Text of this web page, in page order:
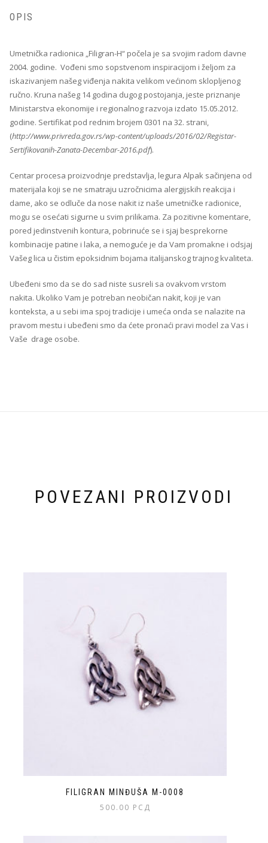
OPIS
Umetnička radionica „Filigran-H“ počela je sa svojim radom davne
2004. godine. Vođeni smo sopstvenom inspiracijom i željom za
iskazivanjem našeg viđenja nakita velikom većinom sklopljenog
ručno. Kruna našeg 14 godina dugog postojanja, jeste priznanje
Ministarstva ekonomije i regionalnog razvoja izdato 15.05.2012.
godine. Sertifikat pod rednim brojem 0301 na 32. strani,
(http://www.privreda.gov.rs/wp-content/uploads/2016/02/Registar-
Sertifikovanih-Zanata-Decembar-2016.pdf).
Centar procesa proizvodnje predstavlja, legura Alpak sačinjena od
materijala koji se ne smatraju uzročnicima alergijskih reakcija i
dame, ako se odluče da nose nakit iz naše umetničke radionice,
mogu se osećati sigurne u svim prilikama. Za pozitivne komentare,
pored jedinstvenih kontura, pobrinuće se i sjaj besprekorne
kombinacije patine i laka, a nemoguće je da Vam promakne i odsjaj
Vašeg lica u čistim epoksidnim bojama italijanskog trajnog kvaliteta.
Ubeđeni smo da se do sad niste susreli sa ovakvom vrstom
nakita. Ukoliko Vam je potreban neobičan nakit, koji je van
konteksta, a u sebi ima spoj tradicije i umeća onda se nalazite na
pravom mestu i ubeđeni smo da ćete pronaći pravi model za Vas i
Vaše drage osobe.
POVEZANI PROIZVODI
FILIGRAN MINĐUŠA M-0008
500.00 РСД